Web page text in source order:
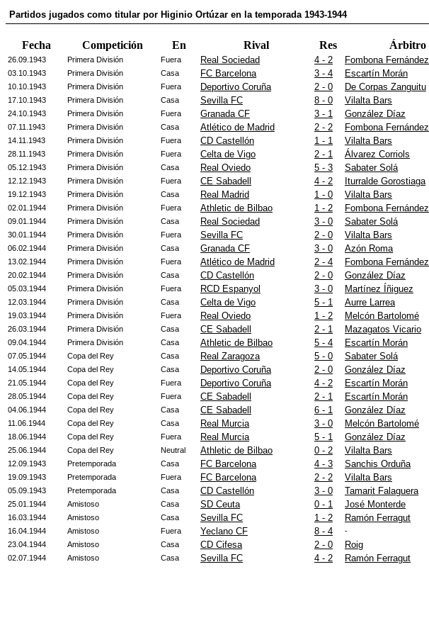
Partidos jugados como titular por Higinio Ortúzar en la temporada 1943-1944
Fecha Competición En Rival Res Árbitro
26.09.1943 Primera División Fuera Real Sociedad 4 - 2 Fombona Fernández
03.10.1943 Primera División Casa FC Barcelona 3 - 4 Escartín Morán
10.10.1943 Primera División Fuera Deportivo Coruña 2 - 0 De Corpas Zanguitu
17.10.1943 Primera División Casa Sevilla FC 8 - 0 Vilalta Bars
24.10.1943 Primera División Fuera Granada CF 3 - 1 González Díaz
07.11.1943 Primera División Casa Atlético de Madrid 2 - 2 Fombona Fernández
14.11.1943 Primera División Fuera CD Castellón 1 - 1 Vilalta Bars
28.11.1943 Primera División Fuera Celta de Vigo 2 - 1 Álvarez Corriols
05.12.1943 Primera División Casa Real Oviedo 5 - 3 Sabater Solá
12.12.1943 Primera División Fuera CE Sabadell 4 - 2 Iturralde Gorostiaga
19.12.1943 Primera División Casa Real Madrid 1 - 0 Vilalta Bars
02.01.1944 Primera División Fuera Athletic de Bilbao 1 - 2 Fombona Fernández
09.01.1944 Primera División Casa Real Sociedad 3 - 0 Sabater Solá
30.01.1944 Primera División Fuera Sevilla FC 2 - 0 Vilalta Bars
06.02.1944 Primera División Casa Granada CF 3 - 0 Azón Roma
13.02.1944 Primera División Fuera Atlético de Madrid 2 - 4 Fombona Fernández
20.02.1944 Primera División Casa CD Castellón 2 - 0 González Díaz
05.03.1944 Primera División Fuera RCD Espanyol 3 - 0 Martínez Íñiguez
12.03.1944 Primera División Casa Celta de Vigo 5 - 1 Aurre Larrea
19.03.1944 Primera División Fuera Real Oviedo 1 - 2 Melcón Bartolomé
26.03.1944 Primera División Casa CE Sabadell 2 - 1 Mazagatos Vicario
09.04.1944 Primera División Casa Athletic de Bilbao 5 - 4 Escartín Morán
07.05.1944 Copa del Rey Casa Real Zaragoza 5 - 0 Sabater Solá
14.05.1944 Copa del Rey Casa Deportivo Coruña 2 - 0 González Díaz
21.05.1944 Copa del Rey Fuera Deportivo Coruña 4 - 2 Escartín Morán
28.05.1944 Copa del Rey Fuera CE Sabadell 2 - 1 Escartín Morán
04.06.1944 Copa del Rey Casa CE Sabadell 6 - 1 González Díaz
11.06.1944 Copa del Rey Casa Real Murcia 3 - 0 Melcón Bartolomé
18.06.1944 Copa del Rey Fuera Real Murcia 5 - 1 González Díaz
25.06.1944 Copa del Rey Neutral Athletic de Bilbao 0 - 2 Vilalta Bars
12.09.1943 Pretemporada Casa FC Barcelona 4 - 3 Sanchis Orduña
19.09.1943 Pretemporada Fuera FC Barcelona 2 - 2 Vilalta Bars
05.09.1943 Pretemporada Casa CD Castellón 3 - 0 Tamarit Falaguera
25.01.1944 Amistoso Casa SD Ceuta 0 - 1 José Monterde
16.03.1944 Amistoso Casa Sevilla FC 1 - 2 Ramón Ferragut
16.04.1944 Amistoso Fuera Yeclano CF 8 - 4 -
23.04.1944 Amistoso Casa CD Cifesa 2 - 0 Roig
02.07.1944 Amistoso Casa Sevilla FC 4 - 2 Ramón Ferragut